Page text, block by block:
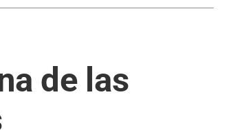
de las